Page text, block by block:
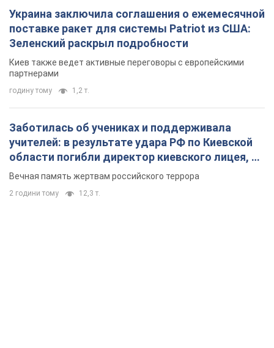
Украина заключила соглашения о ежемесячной
поставке ракет для системы Patriot из США:
Зеленский раскрыл подробности
Киев также ведет активные переговоры с европейскими
партнерами
годину тому 1,2 т.
Заботилась об учениках и поддерживала
учителей: в результате удара РФ по Киевской
области погибли директор киевского лицея, её
муж и внук
Вечная память жертвам российского террора
2 години тому 12,3 т.